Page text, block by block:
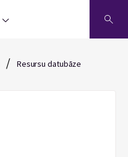
/ Resursu datubāze